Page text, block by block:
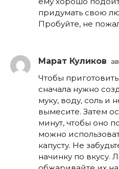
придумать свою
Пробуйте, не
Марат Куликов
Чтобы
сначала нужно
муку, воду, соль и
вымесите. Затем
минут, чтобы оно
можно
капусту. Не
начинку по вкусу.